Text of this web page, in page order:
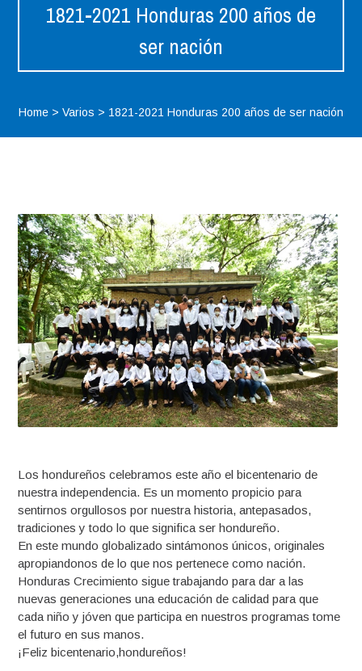
1821-2021 Honduras 200 años de
ser nación
Home> Varios > 1821-2021 Honduras 200 años de ser nación
Los hondureños celebramos este año el bicentenario de
nuestra independencia. Es un momento propicio para
sentirnos orgullosos por nuestra historia, antepasados,
tradiciones y todo lo que significa ser hondureño.
En este mundo globalizado sintámonos únicos, originales
apropiandonos de lo que nos pertenece como nación.
Honduras Crecimiento sigue trabajando para dar a las
nuevas generaciones una educación de calidad para que
cada niño y jóven que participa en nuestros programas tome
el futuro en sus manos.
¡Feliz bicentenario,hondureños!